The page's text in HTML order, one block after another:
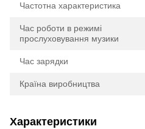
Частотна характеристика
Час роботи в режимі
прослуховування музики
Час зарядки
Країна виробництва
Характеристики